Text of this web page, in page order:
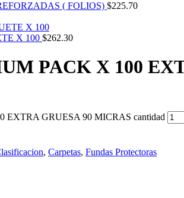
( FOLIOS) $225.70
X 100 $262.30
PACK X 100
GRUESA 90 MICRAS cantidad
, Carpetas, Fundas Protectoras